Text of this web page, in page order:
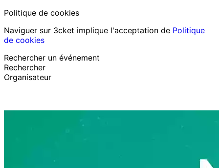
Politique de cookies
Naviguer sur 3cket implique l'acceptation de Politique
de cookies
Rechercher un événement
Rechercher
Organisateur
Français
Assistance au participant